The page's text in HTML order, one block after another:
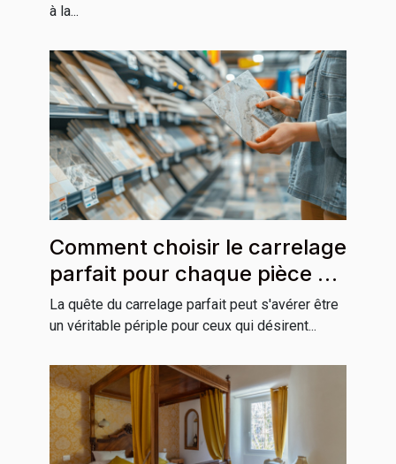
à la...
Comment choisir le carrelage
parfait pour chaque pièce de
la maison
La quête du carrelage parfait peut s'avérer être
un véritable périple pour ceux qui désirent...